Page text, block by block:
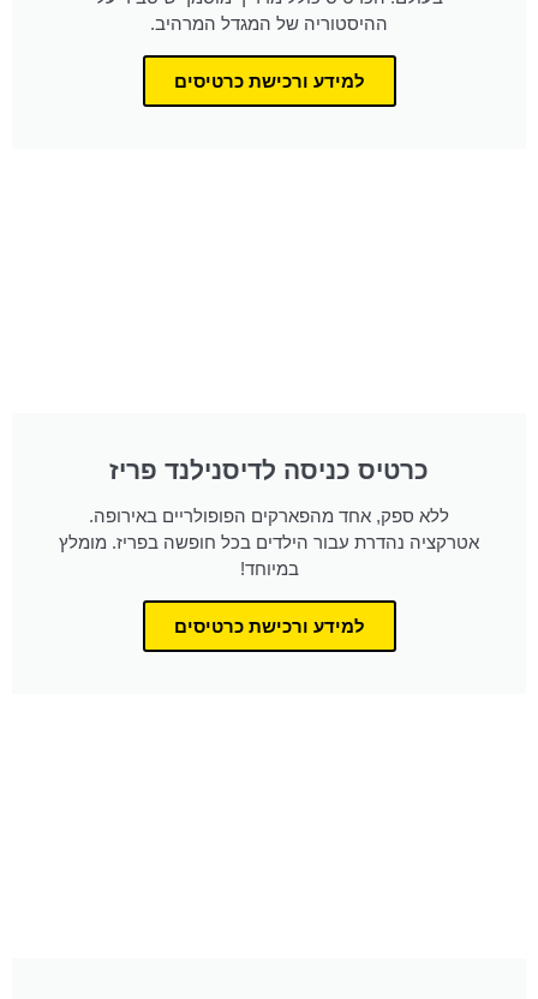
ההיסטוריה של המגדל המרהיב.
למידע ורכישת כרטיסים
כרטיס כניסה לדיסנילנד פריז
ללא ספק, אחד מהפארקים הפופולריים באירופה.
אטרקציה נהדרת עבור הילדים בכל חופשה בפריז. מומלץ
במיוחד!
למידע ורכישת כרטיסים